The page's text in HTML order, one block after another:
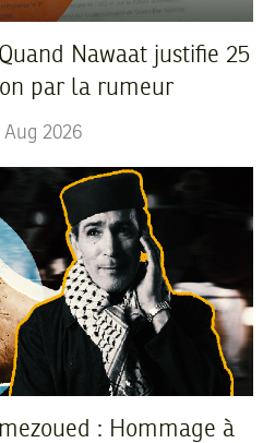
Nawaat justifie 25
par la rumeur
Aug 2026
: Hommage à